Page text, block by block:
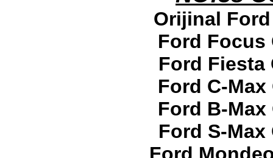
Orijinal Ford
Ford Focus
Ford Fiesta
Ford C-Max
Ford B-Max
Ford S-Max